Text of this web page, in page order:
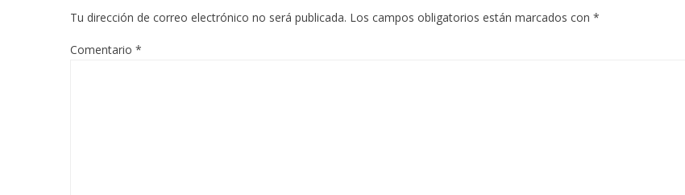
Tu dirección de correo electrónico no será publicada. Los campos obligatorios están marcados con *
Comentario *